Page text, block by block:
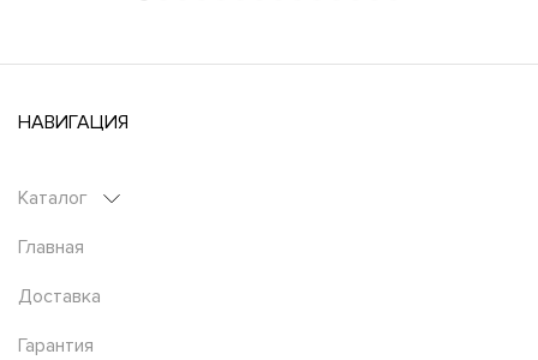
НАВИГАЦИЯ
Каталог
Главная
Доставка
Гарантия